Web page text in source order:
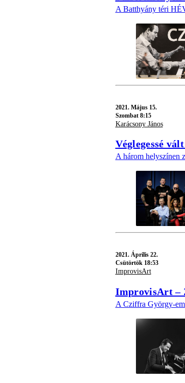
A Batthyány téri
2021. Május 15.
Szombat 8:15
Karácsony János
Véglegessé
A három helyszínen
2021. Április 22.
Csütörtök 18:53
ImprovisArt
ImprovisArt –
A Cziffra György-